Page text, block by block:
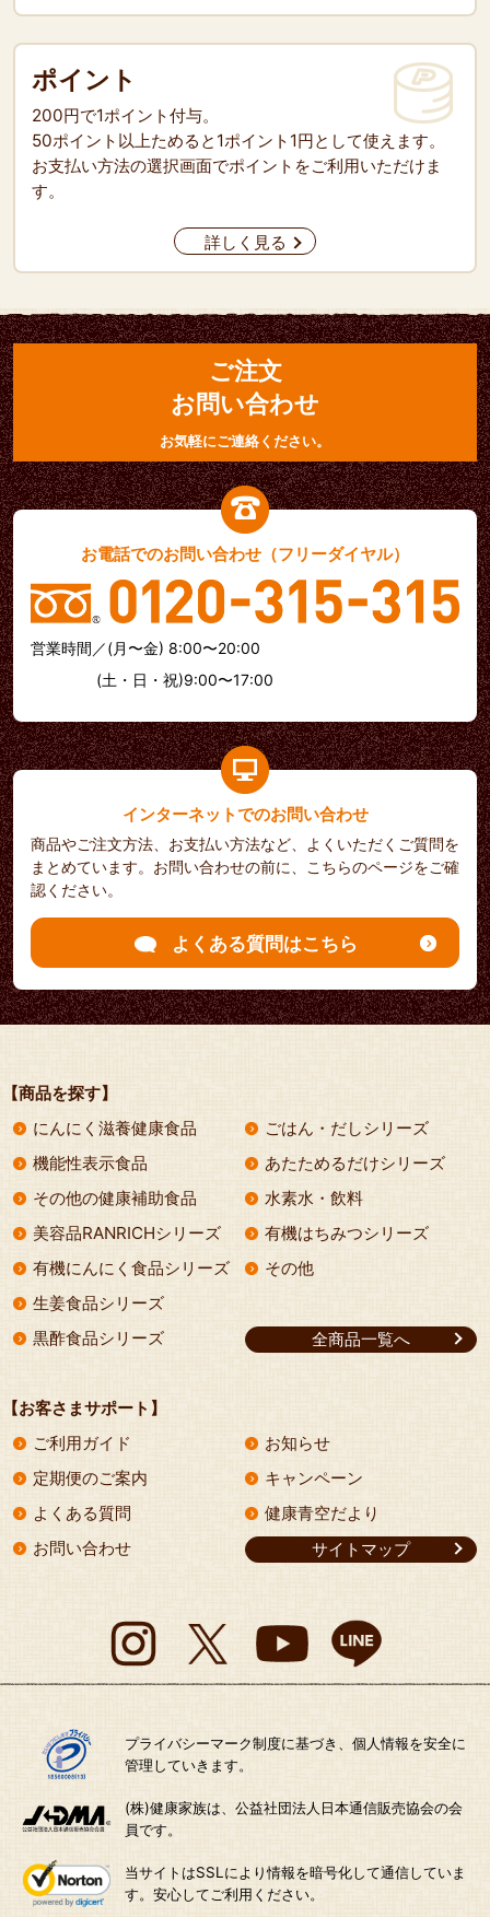
ポイント
200円で1ポイント付与。
50ポイント以上ためると1ポイント1円として使えます。
お支払い方法の選択画面でポイントをご利用いただけま
す。
詳しく見る
ご注文
お問い合わせ
お気軽にご連絡ください。
お電話でのお問い合わせ（フリーダイヤル）
営業時間／(月〜金) 8:00〜20:00
(土・日・祝)9:00〜17:00
インターネットでのお問い合わせ
商品やご注文方法、お支払い方法など、よくいただくご質問を
まとめています。お問い合わせの前に、こちらのページをご確
認ください。
よくある質問はこちら
【商品を探す】
にんにく滋養健康食品
ごはん・だしシリーズ
機能性表示食品
あたためるだけシリーズ
その他の健康補助食品
水素水・飲料
美容品RANRICHシリーズ
有機はちみつシリーズ
有機にんにく食品シリーズ
その他
生姜食品シリーズ
黒酢食品シリーズ
全商品一覧へ
【お客さまサポート】
ご利用ガイド
お知らせ
定期便のご案内
キャンペーン
よくある質問
健康青空だより
お問い合わせ
サイトマップ
プライバシーマーク制度に基づき、個人情報を安全に
管理していきます。
(株)健康家族は、公益社団法人日本通信販売協会の会
員です。
当サイトはSSLにより情報を暗号化して通信していま
す。安心してご利用ください。